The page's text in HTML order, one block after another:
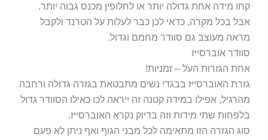
קחו מידה אחת גדולה יותר או לחלופין מכנס גבוה יותר.
אבל בכל מקרה, כדאי לכן כבר לעלות על הטרנד ולקבל
מראה מעוצב גם סוודר מחמם וגדול.
סוודר אוברסייז
אחת הגזרות העל – זמניות!
גזרת האוברסייז בבגדי נשים מתבטאת בגזרה גדולה ורחבה
מהרגיל, אפילו במידה קטנה זה ייראה לכו כאילו הסוודר גדול
בלפחות שתי מידות וזה בדיוק נקרא האוברסייז.
סוג הגזרה הזו מתאימה לכל מבני הגוף ואף ניתן לא פעם